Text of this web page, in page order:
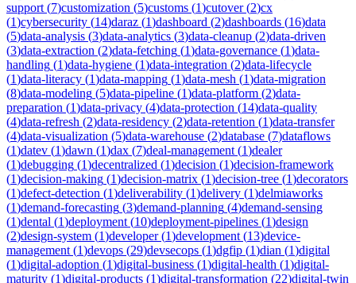
support (7)customization (5)customs (1)cutover(2)cx
(1)cybersecurity (14)daraz (1)dashboard (2)dashboards (16)data
(5)data-analysis (3)data-analytics (3)data-cleanup (2)data-driven
(3)data-extraction (2)data-fetching (1)data-governance (1)data-
handling (1)data-hygiene (1)data-integration (2)data-lifecycle
(1)data-literacy (1)data-mapping (1)data-mesh (1)data-migration
(8)data-modeling (5)data-pipeline (1)data-platform (2)data-
preparation (1)data-privacy (4)data-protection (14)data-quality
(4)data-refresh (2)data-residency (2)data-retention (1)data-transfer
(4)data-visualization (5)data-warehouse (2)database (7)dataflows
(1)datev (1)dawn (1)dax (7)deal-management (1)dealer
(1)debugging (1)decentralized (1)decision (1)decision-framework
(1)decision-making (1)decision-matrix (1)decision-tree (1)decorators
(1)defect-detection (1)deliverability (1)delivery (1)delmiaworks
(1)demand-forecasting (3)demand-planning (4)demand-sensing
(1)dental (1)deployment (10)deployment-pipelines (1)design
(2)design-system (1)developer(1)development (13)device-
management (1)devops (29)devsecops (1)dgfip (1)dian (1)digital
(1)digital-adoption (1)digital-business (1)digital-health (1)digital-
maturity (1)digital-products (1)digital-transformation (22)digital-twin